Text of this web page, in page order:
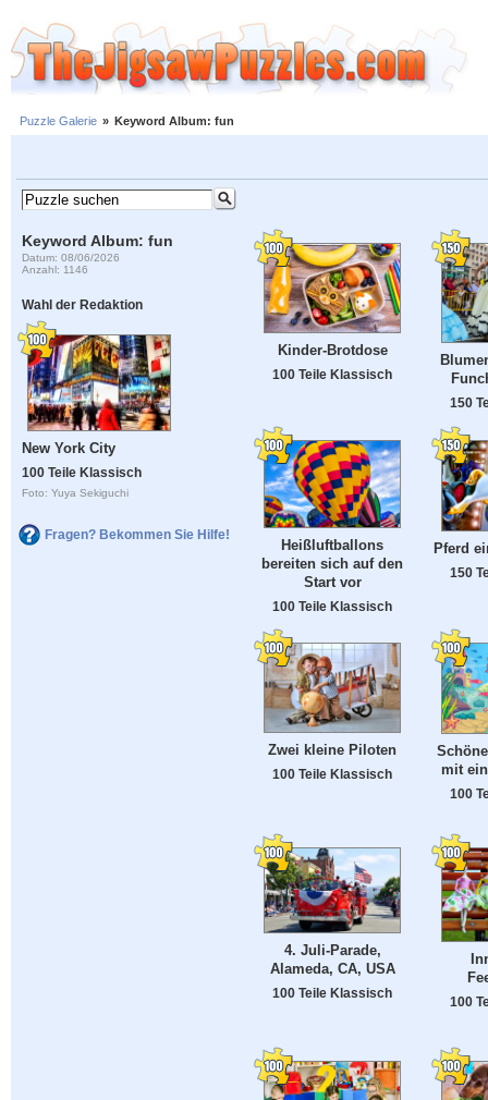
Puzzle Galerie » Keyword Album: fun
Keyword Album: fun
Datum: 08/06/2026
Anzahl: 1146
Wahl der Redaktion
New York City
100 Teile Klassisch
Foto: Yuya Sekiguchi
Fragen? Bekommen Sie Hilfe!
Kinder-Brotdose
100 Teile Klassisch
150
Heißluftballons
bereiten sich auf den
Start vor
100 Teile Klassisch
Pferd
150
Zwei kleine Piloten
100 Teile Klassisch
mit
100
4. Juli-Parade,
Alameda, CA, USA
100 Teile Klassisch
100